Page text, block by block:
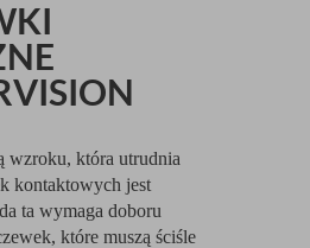
wzroku, która utrudnia
kontaktowych jest
ta wymaga doboru
które muszą ściśle